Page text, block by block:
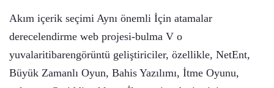
Akım içerik seçimi Aynı önemli İçin atamalar
derecelendirme web projesi-bulma V o
yuvalaritibarengörüntü geliştiriciler, özellikle, NetEnt,
Büyük Zamanlı Oyun, Bahis Yazılımı, İtme Oyunu,